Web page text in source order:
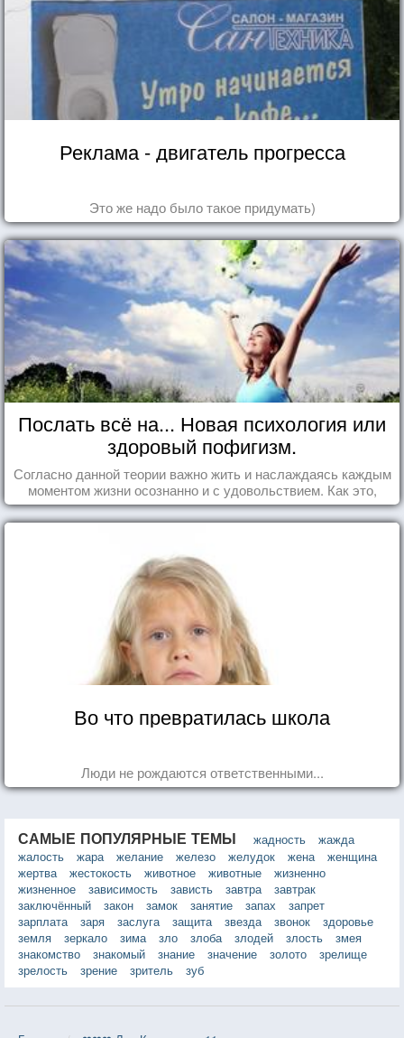
Реклама - двигатель прогресса
Это же надо было такое придумать)
Послать всё на... Новая психология или
здоровый пофигизм.
Согласно данной теории важно жить и наслаждаясь каждым
моментом жизни осознанно и с удовольствием. Как это,
попробуем разобраться на реальных примерах.
Во что превратилась школа
Люди не рождаются ответственными...
САМЫЕ ПОПУЛЯРНЫЕ ТЕМЫ жадность
жажда
жалость
жара желание железо желудок жена
женщина
жертва
жестокость животное животные
жизненно
жизненное
зависимость зависть завтра
завтрак
заключённый
закон замок занятие запах
запрет
зарплата
заря заслуга защита звезда звонок
здоровье
земля
зеркало зима зло злоба злодей злость
змея
знакомство
знакомый знание значение золото
зрелище
зрелость
зрение зритель зуб